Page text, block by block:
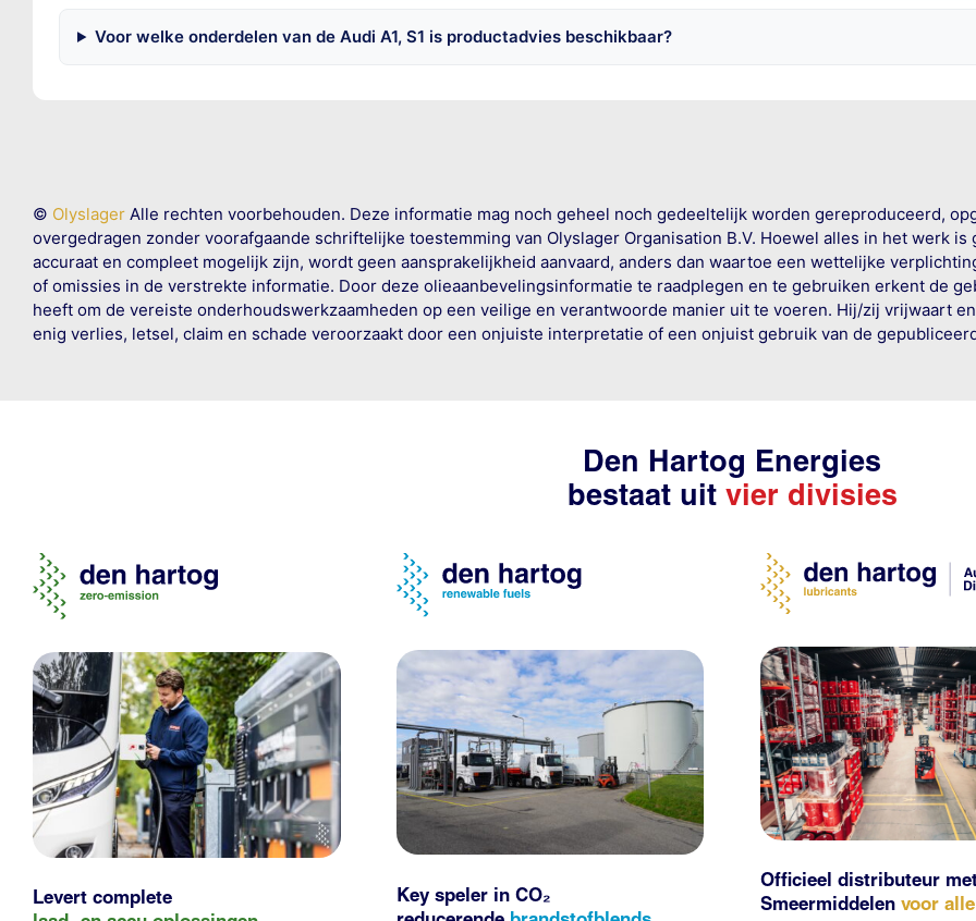
Voor welke onderdelen van de Audi A1, S1 is productadvies beschikbaar?
© OlyslagerAlle rechten voorbehouden. Deze informatie mag noch geheel noch gedeeltelijk worden gereproduceerd,
overgedragen zonder voorafgaande schriftelijke toestemming van Olyslager Organisation B.V. Hoewel alles in het werk
accuraat en compleet mogelijk zijn, wordt geen aansprakelijkheid aanvaard, anders dan waartoe een wettelijke
of omissies in de verstrekte informatie. Door deze olieaanbevelingsinformatie te raadplegen en te gebruiken erkent de
heeft om de vereiste onderhoudswerkzaamheden op een veilige en verantwoorde manier uit te voeren. Hij/zij vrijwaart
enig verlies, letsel, claim en schade veroorzaakt door een onjuiste interpretatie of een onjuist gebruik van de
Den Hartog Energies
bestaat uit vier divisies
Levert complete
Key speler in CO₂
Officieel distributeur
Smeermiddelen voor